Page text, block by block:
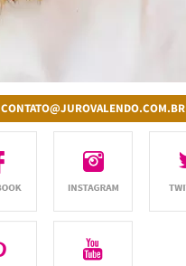
CONTATO@JUROVALENDO.COM.BR